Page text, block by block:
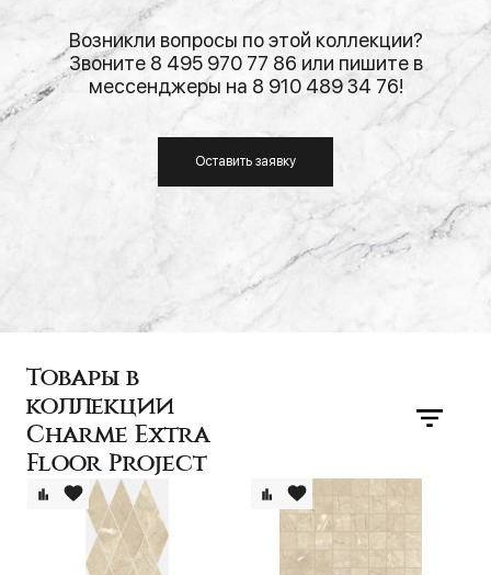
Возникли вопросы по этой коллекции?
Звоните 8 495 970 77 86 или пишите в
мессенджеры на 8 910 489 34 76!
Оставить заявку
Товары в
коллекции
Charme Extra
Floor Project